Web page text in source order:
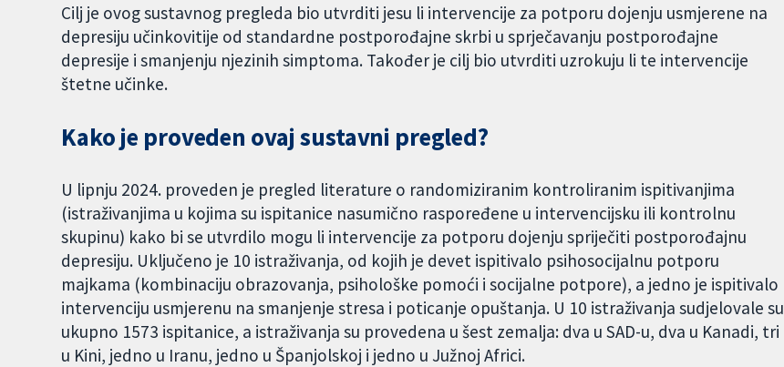
Cilj je ovog sustavnog pregleda bio utvrditi jesu li intervencije za potporu dojenju usmjerene na
depresiju učinkovitije od standardne postporođajne skrbi u sprječavanju postporođajne
depresije i smanjenju njezinih simptoma. Također je cilj bio utvrditi uzrokuju li te intervencije
štetne učinke.
Kako je proveden ovaj sustavni pregled?
U lipnju 2024. proveden je pregled literature o randomiziranim kontroliranim ispitivanjima
(istraživanjima u kojima su ispitanice nasumično raspoređene u intervencijsku ili kontrolnu
skupinu) kako bi se utvrdilo mogu li intervencije za potporu dojenju spriječiti postporođajnu
depresiju. Uključeno je 10 istraživanja, od kojih je devet ispitivalo psihosocijalnu potporu
majkama (kombinaciju obrazovanja, psihološke pomoći i socijalne potpore), a jedno je ispitivalo
intervenciju usmjerenu na smanjenje stresa i poticanje opuštanja. U 10 istraživanja sudjelovale su
ukupno 1573 ispitanice, a istraživanja su provedena u šest zemalja: dva u SAD-u, dva u Kanadi, tri
u Kini, jedno u Iranu, jedno u Španjolskoj i jedno u Južnoj Africi.